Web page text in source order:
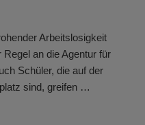
Arbeitslosigkeit
an die Agentur für
Schüler, die auf der
sind, greifen …